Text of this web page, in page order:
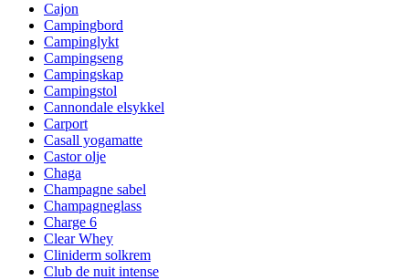
Cajon
Campingbord
Campinglykt
Campingseng
Campingskap
Campingstol
Cannondale elsykkel
Carport
Casall yogamatte
Castor olje
Chaga
Champagne sabel
Champagneglass
Charge 6
Clear Whey
Cliniderm solkrem
Club de nuit intense